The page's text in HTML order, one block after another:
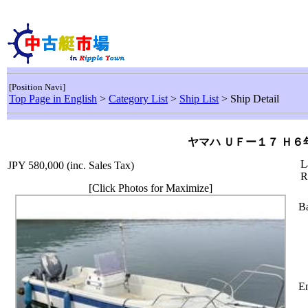
[Position Navi]
Top Page in English > Category List > Ship List > Ship Detail
ヤマハ ＵＦー１７ Ｈ
JPY 580,000 (inc. Sales Tax)
[Click Photos for Maximize]